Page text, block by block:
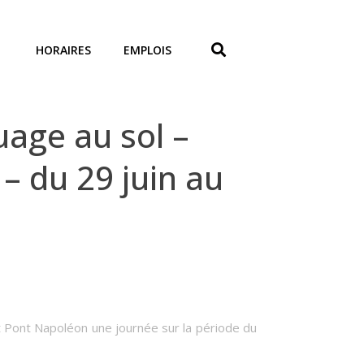
HORAIRES EMPLOIS
au sol –
du 29 juin au
Napoléon une journée sur la période du